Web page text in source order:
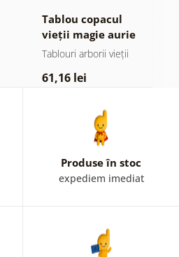
Tablou copacul
vieții magie aurie
Tablouri arborii vieții
61,16 lei
Produse în stoc
expediem imediat